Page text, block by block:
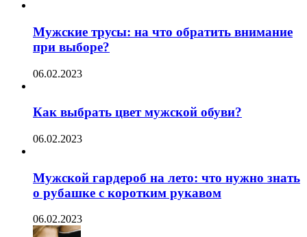
Мужские трусы: на что обратить внимание
при выборе?
06.02.2023
Как выбрать цвет мужской обуви?
06.02.2023
Мужской гардероб на лето: что нужно знать
о рубашке с коротким рукавом
06.02.2023